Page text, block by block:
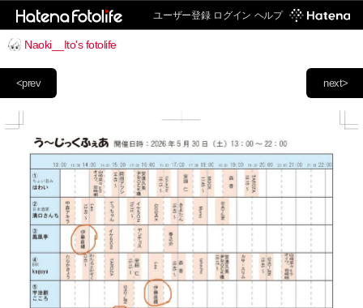
ユーザー登録 ログイン ヘルプ
Naoki__Ito's fotolife
next>
<prev